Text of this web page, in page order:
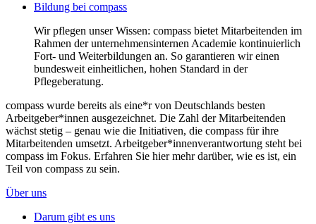
Bildung bei compass
Wir pflegen unser Wissen: compass bietet Mitarbeitenden im
Rahmen der unternehmensinternen Academie kontinuierlich
Fort- und Weiterbildungen an. So garantieren wir einen
bundesweit einheitlichen, hohen Standard in der
Pflegeberatung.
compass wurde bereits als eine*r von Deutschlands besten
Arbeitgeber*innen ausgezeichnet. Die Zahl der Mitarbeitenden
wächst stetig – genau wie die Initiativen, die compass für ihre
Mitarbeitenden umsetzt. Arbeitgeber*innenverantwortung steht bei
compass im Fokus. Erfahren Sie hier mehr darüber, wie es ist, ein
Teil von compass zu sein.
Über uns
Darum gibt es uns